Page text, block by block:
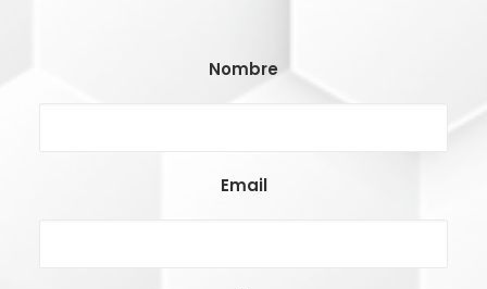
Nombre
Email